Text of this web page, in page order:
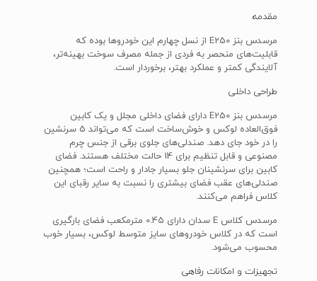
مقدمه
مرسدس بنز E250 از نسل چهارم این خودروها بوده که
قابلیت‌های منحصر به فردی از جمله مصرف سوخت بهینه‌تر،
آلایندگی کمتر و عملکرد بهتر، برخوردار است.
طراحی داخلی
مرسدس بنز E250 دارای فضای داخلی مجلل و یک کابین
فوق‌العاده لوکس و خوش‌ساخت است که می‌تواند 5 سرنشین
را در خود جای دهد. صندلی‌های جلوی برقی از جنس چرم
مصنوعی و قابل تنظیم برای 14 حالت مختلف هستند. فضای
کابین برای سرنشینان جلو بسیار جادار و راحت است؛ همچنین
صندلی‌های عقب فضای بیشتری را نسبت به سایر رقبای این
کلاس فراهم می‌کنند.
مرسدس کلاس E سدان دارای 0.45 مترمکعب فضای بارگیری
است که در کلاس خودروهای سایز متوسط لوکس، بسیار خوب
محسوب می‌شود.
تجهیزات و امکانات رفاهی